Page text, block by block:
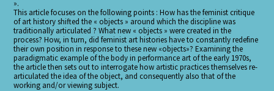
».
This article focuses on the following points : How has the feminist critique
of art history shifted the « objects » around which the discipline was
traditionally articulated ? What new « objects » were created in the
process? How, in turn, did feminist art histories have to constantly redefine
their own position in response to these new «objects»? Examining the
paradigmatic example of the body in performance art of the early 1970s,
the article then sets out to interrogate how artistic practices themselves re-
articulated the idea of the object, and consequently also that of the
working and/or viewing subject.